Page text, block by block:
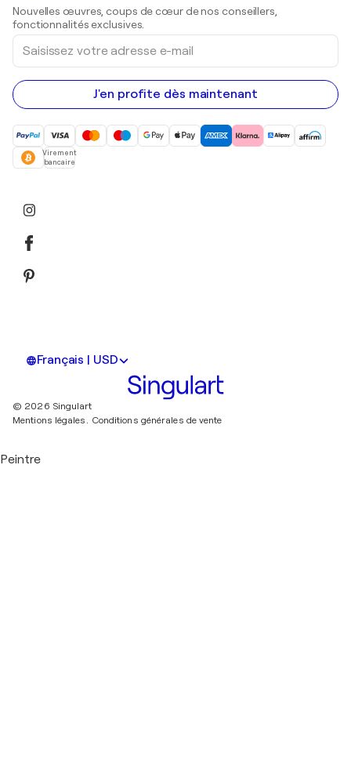
Peintures acryliques
Nouvelles œuvres, coups de cœur de nos conseillers,
fonctionnalités exclusives.
Saisissez
votre
adresse
e-
mail
J'en profite dès maintenant
Virement
bancaire
Français | USD
© 2026 Singulart
Mentions légales. Conditions générales de vente
Peintre